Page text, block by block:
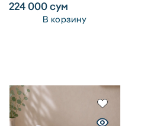
224 000сум
В корзину